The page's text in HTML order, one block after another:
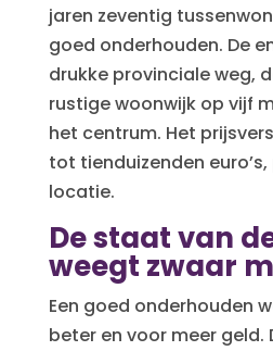
jaren zeventig
goed onderhouden. De
drukke provinciale weg,
rustige woonwijk op vijf
het centrum. Het
tot tienduizenden
locatie.
De staat van
weegt zwaar
Een goed onderhouden
beter en voor meer geld.